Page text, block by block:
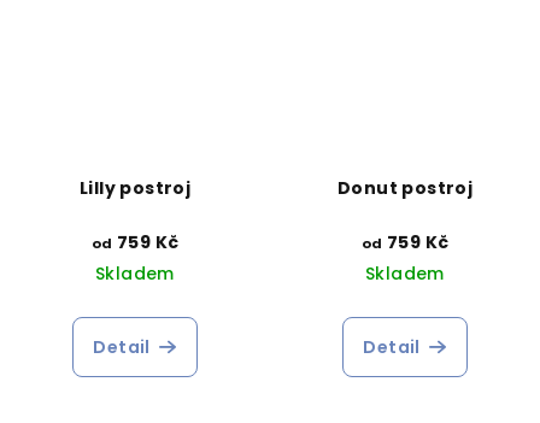
Lilly postroj
od 759 Kč
Skladem
Detail
Donut postroj
od 759 Kč
Skladem
Detail